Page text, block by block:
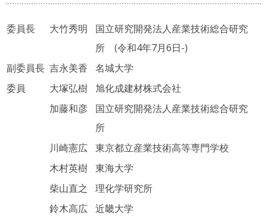
委員長 大竹秀明
国立研究開発法人産業技術総合研究
所 (令和4年7月6日-)
副委員長 吉永美香
名城大学
委員
大塚弘樹
旭化成建材株式会社
加藤和彦
国立研究開発法人産業技術総合研究
所
川崎憲広 東京都立産業技術高等専門学校
木村英樹 東海大学
柴山直之
理化学研究所
鈴木高広 近畿大学